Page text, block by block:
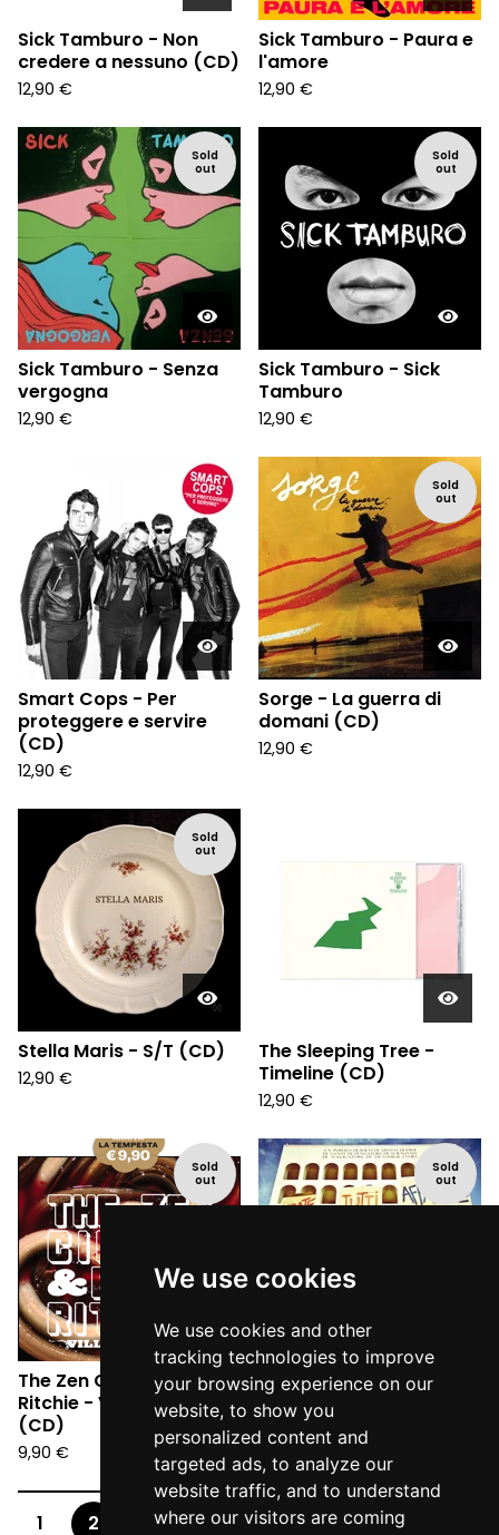
We use cookies
We use cookies and other
tracking technologies to improve
your browsing experience on our
website, to show you
personalized content and
targeted ads, to analyze our
website traffic, and to understand
where our visitors are coming
Sick Tamburo - Non
credere a nessuno (CD)
12,90 €
Sick Tamburo - Paura e
l'amore
12,90 €
Sold
out
Sick Tamburo - Senza
vergogna
12,90 €
Sold
out
Sick Tamburo - Sick
Tamburo
12,90 €
Smart Cops - Per
proteggere e servire
(CD)
12,90 €
Sold
out
Sorge - La guerra di
domani (CD)
12,90 €
Sold
out
Stella Maris - S/T (CD)
12,90 €
The Sleeping Tree -
Timeline (CD)
12,90 €
Sold
out
The Zen Circus & Brian
Ritchie - Villa Inferno
(CD)
9,90 €
Sold
out
The Zen Circus - Andate
tutti affanculo (CD)
12,90€
1 2